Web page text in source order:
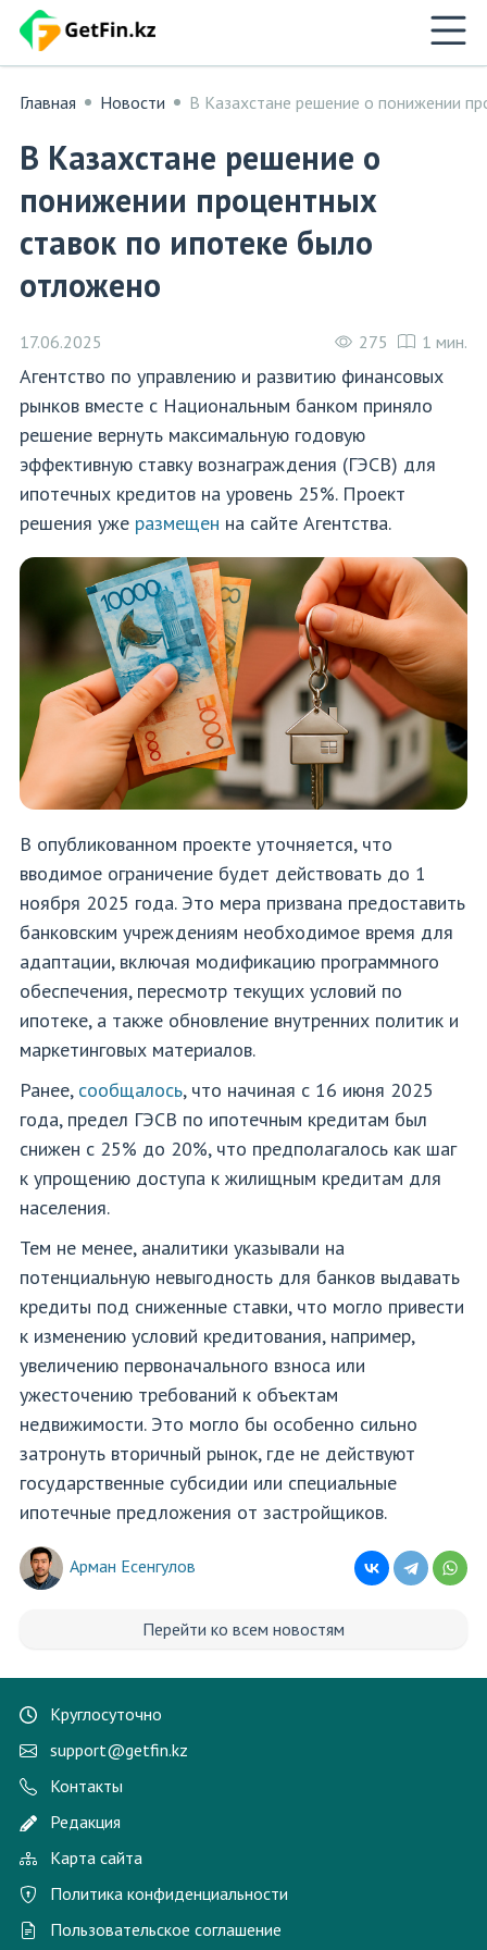
Главная Новости В Казахстане решение о понижении
В Казахстане решение о
понижении процентных
ставок по ипотеке было
отложено
17.06.2025 275 1 мин.
Агентство по управлению и развитию финансовых
рынков вместе с Национальным банком приняло
решение вернуть максимальную годовую
эффективную ставку вознаграждения (ГЭСВ) для
ипотечных кредитов на уровень 25%. Проект
решения уже размещен на сайте Агентства.
В опубликованном проекте уточняется, что
вводимое ограничение будет действовать до 1
ноября 2025 года. Это мера призвана предоставить
банковским учреждениям необходимое время для
адаптации, включая модификацию программного
обеспечения, пересмотр текущих условий по
ипотеке, а также обновление внутренних политик и
маркетинговых материалов.
Ранее, сообщалось, что начиная с 16 июня 2025
года, предел ГЭСВ по ипотечным кредитам был
снижен с 25% до 20%, что предполагалось как шаг
к упрощению доступа к жилищным кредитам для
населения.
Тем не менее, аналитики указывали на
потенциальную невыгодность для банков выдавать
кредиты под сниженные ставки, что могло привести
к изменению условий кредитования, например,
увеличению первоначального взноса или
ужесточению требований к объектам
недвижимости. Это могло бы особенно сильно
затронуть вторичный рынок, где не действуют
государственные субсидии или специальные
ипотечные предложения от застройщиков.
Арман Есенгулов
Перейти ко всем новостям
Круглосуточно
support@getfin.kz
Контакты
Редакция
Карта сайта
Политика конфиденциальности
Пользовательское соглашение